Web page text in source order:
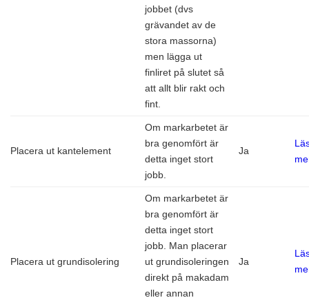
jobbet (dvs
grävandet av de
stora massorna)
men lägga ut
finliret på slutet så
att allt blir rakt och
fint.
Placera ut kantelement
Om markarbetet är
bra genomfört är
detta inget stort
jobb.
Ja
Placera ut grundisolering
Om markarbetet är
bra genomfört är
detta inget stort
jobb. Man placerar
ut grundisoleringen
direkt på makadam
eller annan
Ja